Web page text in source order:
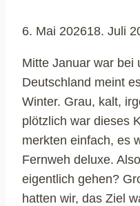
6. Mai 202618. Juli
Mitte Januar war bei
Deutschland meint
Winter. Grau, kalt,
plötzlich war dieses
merkten einfach, es
Fernweh deluxe.
eigentlich gehen?
hatten wir, das Ziel